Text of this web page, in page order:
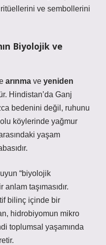
ve sembollerini
Biyolojik ve
arınma ve yeniden
Hindistan’da Ganj
bedenini değil, ruhunu
köylerinde yağmur
yaşam
“biyolojik
taşımasıdır.
bilinç içinde bir
hidrobiyomun mikro
toplumsal yaşamında